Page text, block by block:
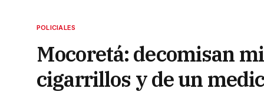
POLICIALES
Mocoretá: decomisan
cigarrillos y de un